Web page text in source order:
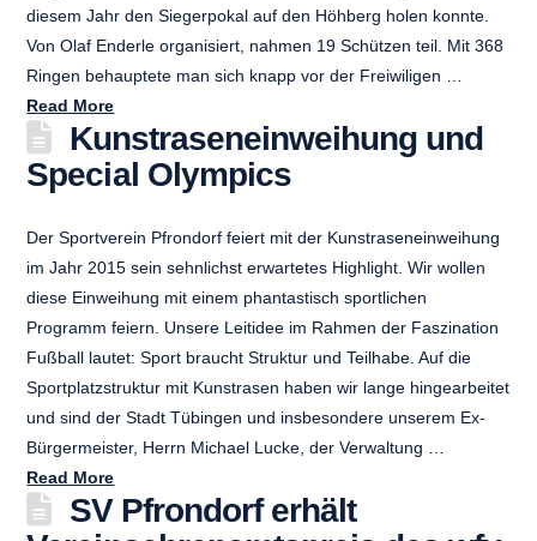
diesem Jahr den Siegerpokal auf den Höhberg holen konnte.
Von Olaf Enderle organisiert, nahmen 19 Schützen teil. Mit 368
Ringen behauptete man sich knapp vor der Freiwiligen …
Read More
Kunstraseneinweihung und
Special Olympics
Der Sportverein Pfrondorf feiert mit der Kunstraseneinweihung
im Jahr 2015 sein sehnlichst erwartetes Highlight. Wir wollen
diese Einweihung mit einem phantastisch sportlichen
Programm feiern. Unsere Leitidee im Rahmen der Faszination
Fußball lautet: Sport braucht Struktur und Teilhabe. Auf die
Sportplatzstruktur mit Kunstrasen haben wir lange hingearbeitet
und sind der Stadt Tübingen und insbesondere unserem Ex-
Bürgermeister, Herrn Michael Lucke, der Verwaltung …
Read More
SV Pfrondorf erhält